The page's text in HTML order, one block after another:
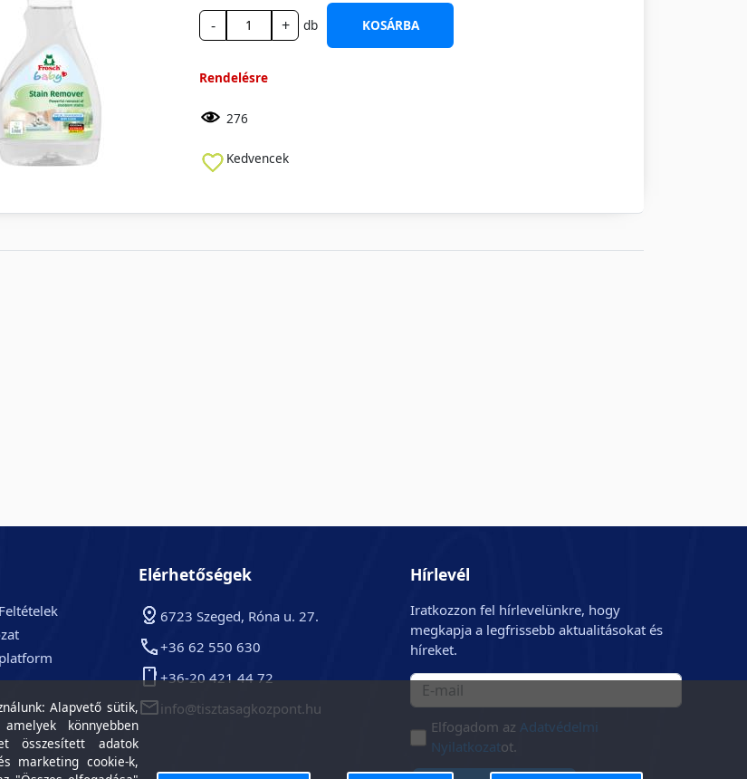
- + db KOSÁRBA
Rendelésre
276
Kedvencek
Elérhetőségek
6723 Szeged, Róna u. 27.
+36 62 550 630
+36-20 421 44 72
info@tisztasagkozpont.hu
Hírlevél
Iratkozzon fel hírlevelünkre, hogy
megkapja a legfrissebb aktualitásokat és
híreket.
Elfogadom az Adatvédelmi
Nyilatkozatot.
Alapvető sütik,
könnyebben
összesített adatok
marketing cookie-k,